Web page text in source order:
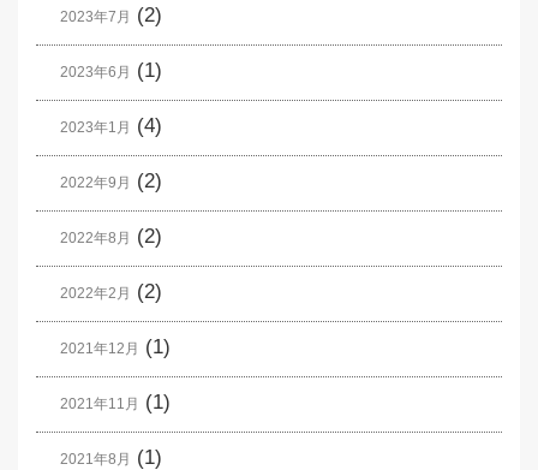
2023年7月 (2)
2023年6月 (1)
2023年1月 (4)
2022年9月 (2)
2022年8月 (2)
2022年2月 (2)
2021年12月 (1)
2021年11月 (1)
2021年8月 (1)